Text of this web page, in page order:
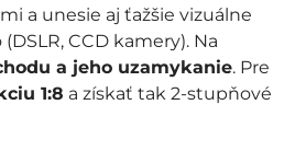
a unesie aj ťažšie vizuálne
CCD kamery). Na
a jeho uzamykanie. Pre
1:8 a získať tak 2-stupňové